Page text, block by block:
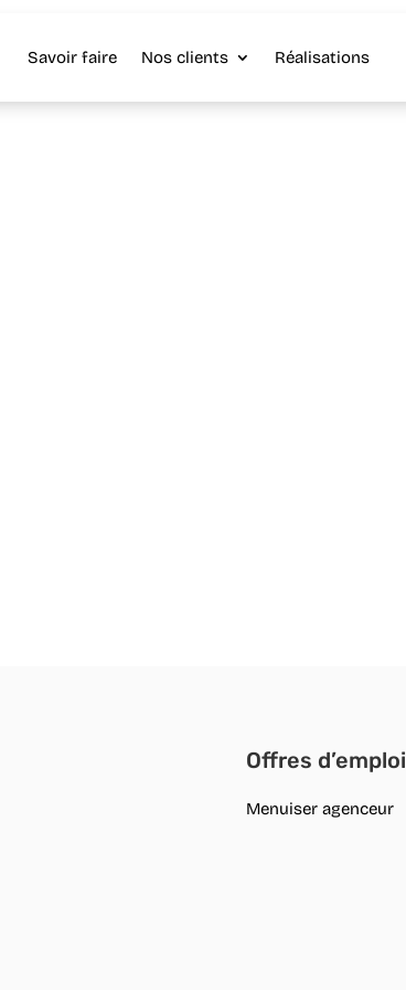
Savoir faire Nos clients Réalisations
Offres d’emploi
Menuiser agenceur